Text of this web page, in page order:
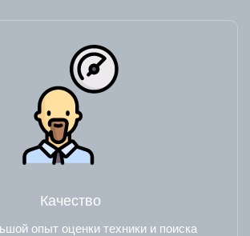
Качество
опыт оценки техники и поиска